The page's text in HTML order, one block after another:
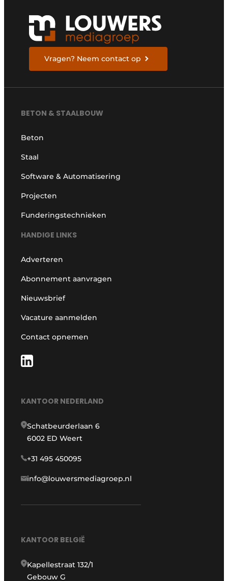
Vragen? Neem contact op
BETON & STAALBOUW
Beton
Staal
Software & Automatisering
Projecten
Funderingstechnieken
HANDIGE LINKS
Adverteren
Abonnement aanvragen
Nieuwsbrief
Vacature aanmelden
Contact opnemen
KANTOOR NEDERLAND
Schatbeurderlaan 6
6002 ED Weert
+31 495 450095
info@louwersmediagroep.nl
KANTOOR BELGIË
Kapellestraat 132/1
Gebouw G